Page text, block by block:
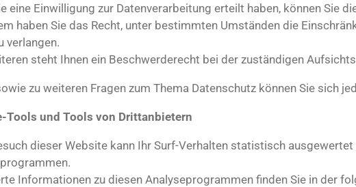
eine Einwilligung zur Datenverarbeitung erteilt haben, können Sie
haben Sie das Recht, unter bestimmten Umständen die
verlangen.
steht Ihnen ein Beschwerderecht bei der zuständigen
zu weiteren Fragen zum Thema Datenschutz können Sie sich
Tools und Tools von Drittanbietern
dieser Website kann Ihr Surf-Verhalten statistisch
Informationen zu diesen Analyseprogrammen finden Sie in der